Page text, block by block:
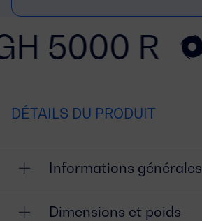
5000 R
DÉTAILS DU PRODUIT
Informations générales
Dimensions et poids